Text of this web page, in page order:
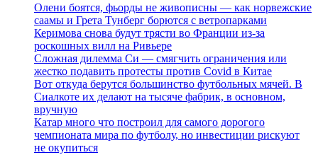
Олени боятся, фьорды не живописны — как норвежские
саамы и Грета Тунберг борются с ветропарками
Керимова снова будут трясти во Франции из-за
роскошных вилл на Ривьере
Сложная дилемма Си — смягчить ограничения или
жестко подавить протесты против Covid в Китае
Вот откуда берутся большинство футбольных мячей. В
Сиалкоте их делают на тысяче фабрик, в основном,
вручную
Катар много что построил для самого дорогого
чемпионата мира по футболу, но инвестиции рискуют
не окупиться